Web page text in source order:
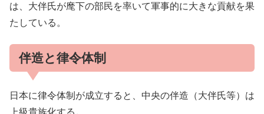
は、大伴氏が麾下の部民を率いて軍事的に大きな貢献を果
たしている。
伴造と律令体制
日本に律令体制が成立すると、中央の伴造（大伴氏等）は
上級貴族化する。